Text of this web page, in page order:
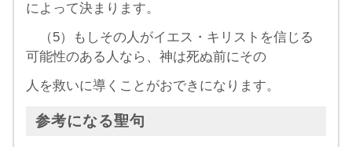
によって決まります。
（5）もしその人がイエス・キリストを信じる
可能性のある人なら、神は死ぬ前にその
人を救いに導くことがおできになります。
参考になる聖句